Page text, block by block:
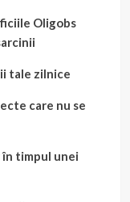
Oligobs
tale zilnice
care nu se
timpul unei